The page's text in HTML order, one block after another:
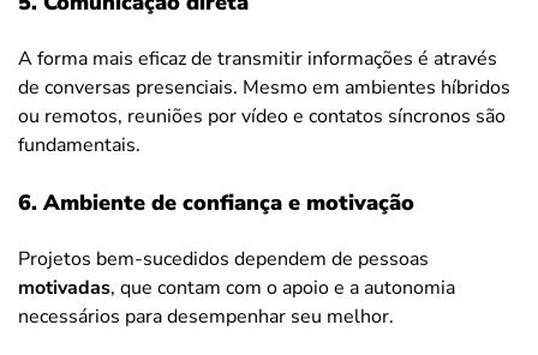
A forma mais eficaz de transmitir informações é através
de conversas presenciais. Mesmo em ambientes híbridos
ou remotos, reuniões por vídeo e contatos síncronos são
fundamentais.
6. Ambiente de confiança e motivação
Projetos bem-sucedidos dependem de pessoas
motivadas, que contam com o apoio e a autonomia
necessários para desempenhar seu melhor.